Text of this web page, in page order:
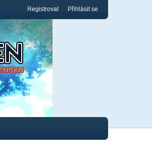
Registrovat Přihlásit se